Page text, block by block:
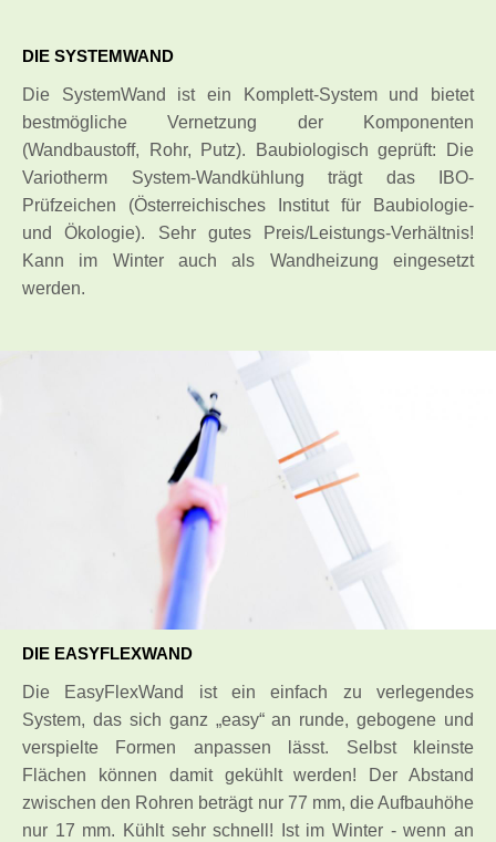
DIE SYSTEMWAND
Die SystemWand ist ein Komplett-System und bietet
bestmögliche Vernetzung der Komponenten
(Wandbaustoff, Rohr, Putz). Baubiologisch geprüft: Die
Variotherm System-Wandkühlung trägt das IBO-
Prüfzeichen (Österreichisches Institut für Baubiologie-
und Ökologie). Sehr gutes Preis/Leistungs-Verhältnis!
Kann im Winter auch als Wandheizung eingesetzt
werden.
DIE EASYFLEXWAND
Die EasyFlexWand ist ein einfach zu verlegendes
System, das sich ganz „easy“ an runde, gebogene und
verspielte Formen anpassen lässt. Selbst kleinste
Flächen können damit gekühlt werden! Der Abstand
zwischen den Rohren beträgt nur 77 mm, die Aufbauhöhe
nur 17 mm. Kühlt sehr schnell! Ist im Winter - wenn an